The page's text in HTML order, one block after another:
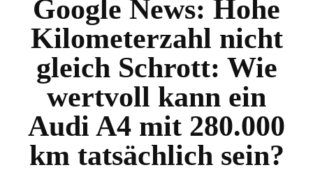
Google News: Hohe
Kilometerzahl nicht
gleich Schrott: Wie
wertvoll kann ein
Audi A4 mit 280.000
km tatsächlich sein?